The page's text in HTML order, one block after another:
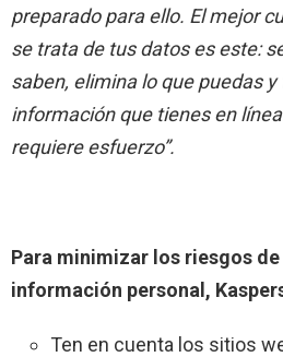
preparado para ello. El mejor
se trata de tus datos es este:
saben, elimina lo que puedas
información que tienes en
requiere esfuerzo”.
Para minimizar los riesgos de
información personal,
Ten en cuenta los sitios